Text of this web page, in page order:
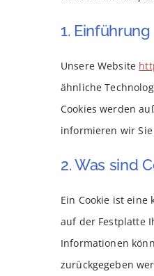
1. Einführung
Unsere Website
ähnliche
Cookies werden
informieren wir
2. Was sind
Ein Cookie ist
auf der Festplatte
Informationen
zurückgegeben